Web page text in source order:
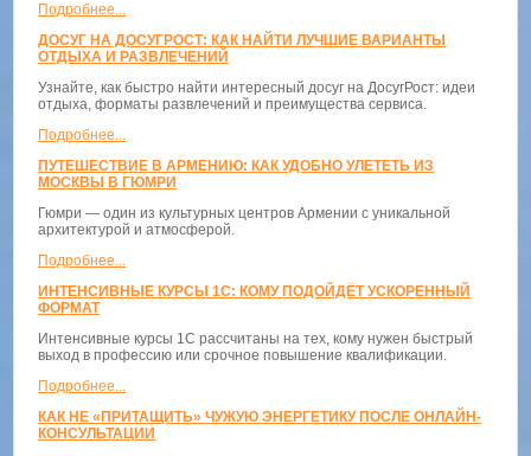
Подробнее...
ДОСУГ НА ДОСУГРОСТ: КАК НАЙТИ ЛУЧШИЕ ВАРИАНТЫ
ОТДЫХА И РАЗВЛЕЧЕНИЙ
Узнайте, как быстро найти интересный досуг на ДосугРост: идеи
отдыха, форматы развлечений и преимущества сервиса.
Подробнее...
ПУТЕШЕСТВИЕ В АРМЕНИЮ: КАК УДОБНО УЛЕТЕТЬ ИЗ
МОСКВЫ В ГЮМРИ
Гюмри — один из культурных центров Армении с уникальной
архитектурой и атмосферой.
Подробнее...
ИНТЕНСИВНЫЕ КУРСЫ 1С: КОМУ ПОДОЙДЁТ УСКОРЕННЫЙ
ФОРМАТ
Интенсивные курсы 1С рассчитаны на тех, кому нужен быстрый
выход в профессию или срочное повышение квалификации.
Подробнее...
КАК НЕ «ПРИТАЩИТЬ» ЧУЖУЮ ЭНЕРГЕТИКУ ПОСЛЕ ОНЛАЙН-
КОНСУЛЬТАЦИИ